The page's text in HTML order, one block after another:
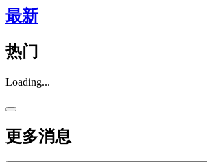
最新
热门
Loading...
更多消息